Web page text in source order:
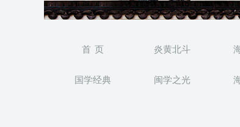
首 页 炎黄北斗
国学经典 闽学之光